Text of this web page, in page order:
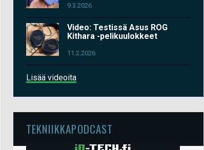
9.3.2026
Video: Testissä Asus ROG
Kithara -pelikuulokkeet
11.2.2026
Lisää videoita
TEKNIIKKAPODCAST